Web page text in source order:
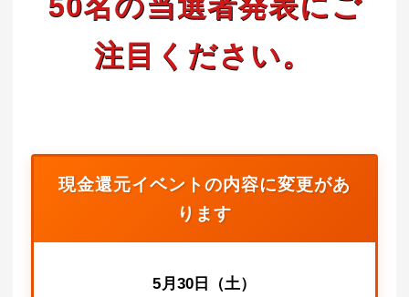
50名の当選者発表にご
注目ください。
現金還元イベントの内容に変更があ
ります
5月30日（土）